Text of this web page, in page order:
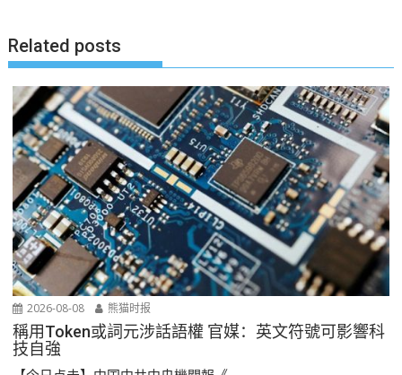
Related posts
2026-08-08 熊猫时报
稱用Token或詞元涉話語權 官媒：英文符號可影響科
技自強